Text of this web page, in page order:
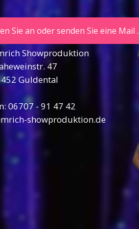
Sie an oder senden Sie eine Mail
Showproduktion
47
Guldental
06707 - 91 47 42
showproduktion.de